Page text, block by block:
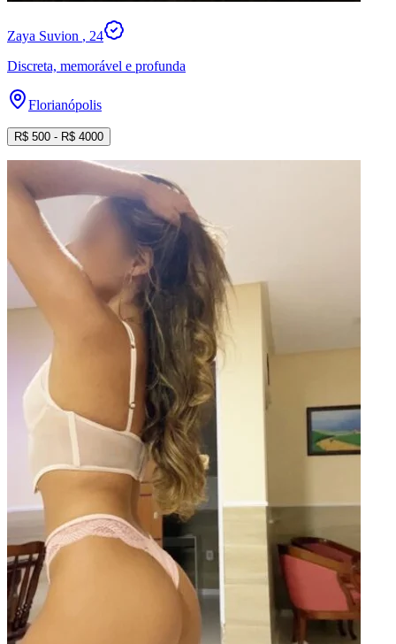
Zaya Suvion , 24
Discreta, memorável e profunda
Florianópolis
R$ 500 - R$ 4000